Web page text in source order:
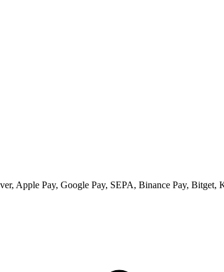
Apple Pay, Google Pay, SEPA, Binance Pay,